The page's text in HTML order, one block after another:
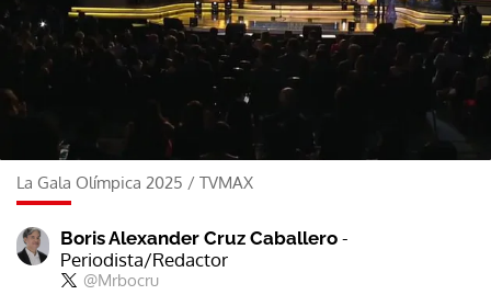
La Gala Olímpica 2025 / TVMAX
Boris Alexander Cruz Caballero -
Periodista/Redactor
@Mrbocru